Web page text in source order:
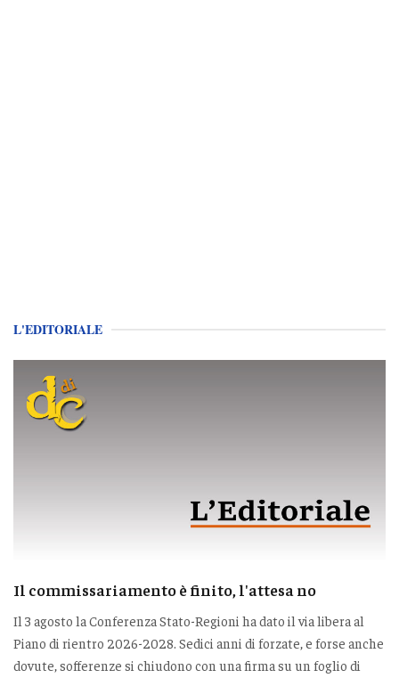
L'EDITORIALE
Il commissariamento è finito, l'attesa no
Il 3 agosto la Conferenza Stato-Regioni ha dato il via libera al
Piano di rientro 2026-2028. Sedici anni di forzate, e forse anche
dovute, sofferenze si chiudono con una firma su un foglio di